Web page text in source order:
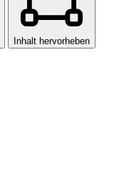
Inhalt hervorheben